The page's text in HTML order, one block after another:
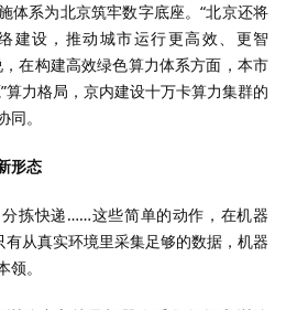
体系为北京筑牢数字底座。“北京还将
建设，推动城市运行更高效、更智
在构建高效绿色算力体系方面，本市
算力格局，京内建设十万卡算力集群的
。
形态
拣快递……这些简单的动作，在机器
有从真实环境里采集足够的数据，机器
。